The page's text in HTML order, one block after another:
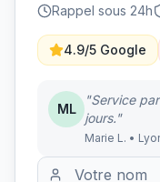
Rappel sous 24h
4.9/5 Google
ML
"Service
jours."
Marie L. •